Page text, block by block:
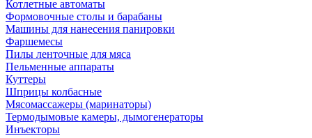
Котлетные автоматы
Формовочные столы и барабаны
Машины для нанесения панировки
Фаршемесы
Пилы ленточные для мяса
Пельменные аппараты
Куттеры
Шприцы колбасные
Мясомассажеры (маринаторы)
Термодымовые камеры, дымогенераторы
Инъекторы